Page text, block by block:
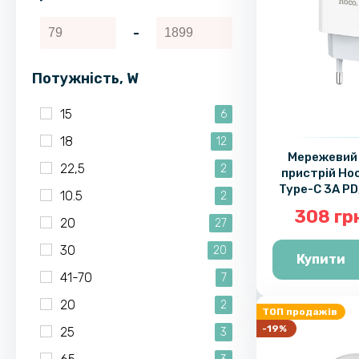
-
Потужність, W
15 6
18 12
22,5 2
10.5 2
20 27
30 20
41-70 7
20 2
25 3
Мережевий
пристрій
Type-C 3A
308
Купити
ТОП продажів
-19%